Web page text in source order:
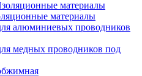
материалы
алюминиевых проводников
медных проводников под